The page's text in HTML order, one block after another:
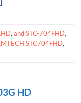
, ahd STC-704FHD,
STC704FHD,
HD